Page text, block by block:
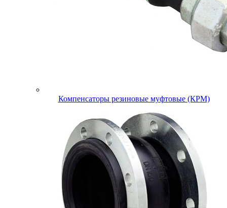
Компенсаторы резиновые муфтовые (КРМ)